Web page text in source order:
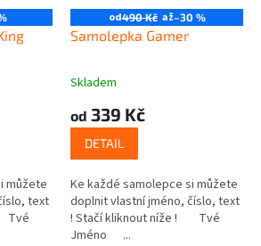
můžete
text
Tvé
od490 Kč až–30 %
Samolepka Gamer
Skladem
od 339 Kč
DETAIL
Ke každé samolepce si můžete
doplnit vlastní jméno, číslo, text
! Stačí kliknout níže ! Tvé
Jméno ...